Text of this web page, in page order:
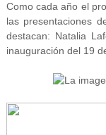
Como cada año el
las presentaciones
destacan: Natalia
inauguración del 19